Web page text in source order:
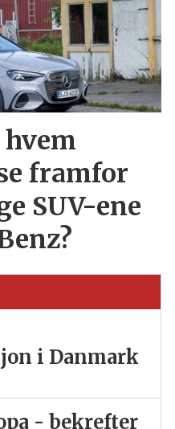
framfor
SUV-ene
i Danmark
- bekrefter